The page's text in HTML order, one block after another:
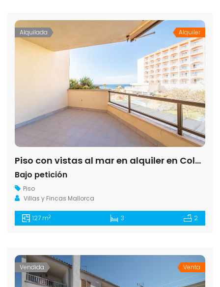
Alquilada Alquiler
Piso con vistas al mar en alquiler en Colonia de Sant Jordi
Bajo petición
Piso
Villas y Fincas Mallorca
127 m2 3 2
Vendida Venta